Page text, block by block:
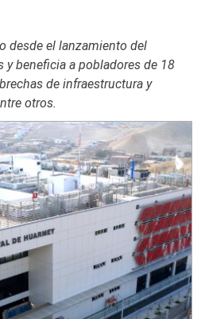
desde el lanzamiento del
y beneficia a pobladores de 18
de infraestructura y
otros.